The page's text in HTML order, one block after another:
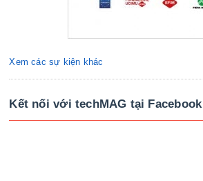
Xem các sự kiện khác
Kết nối với techMAG tại Facebook